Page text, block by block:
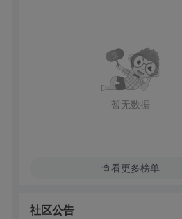
暂无数据
查看更多榜单
社区公告